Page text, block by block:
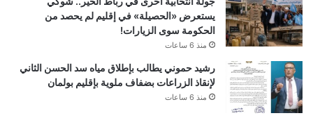
يستعرض «الحصيلة» في إقليم لم يحصد من
الحكومة سوى الزيارات!
منذ 6 ساعات
رشيد حموني يطالب بإطلاق مياه سد الحسن الثاني
لإنقاذ الزراعات بضفاف ملوية بإقليم بولمان
منذ 6 ساعات